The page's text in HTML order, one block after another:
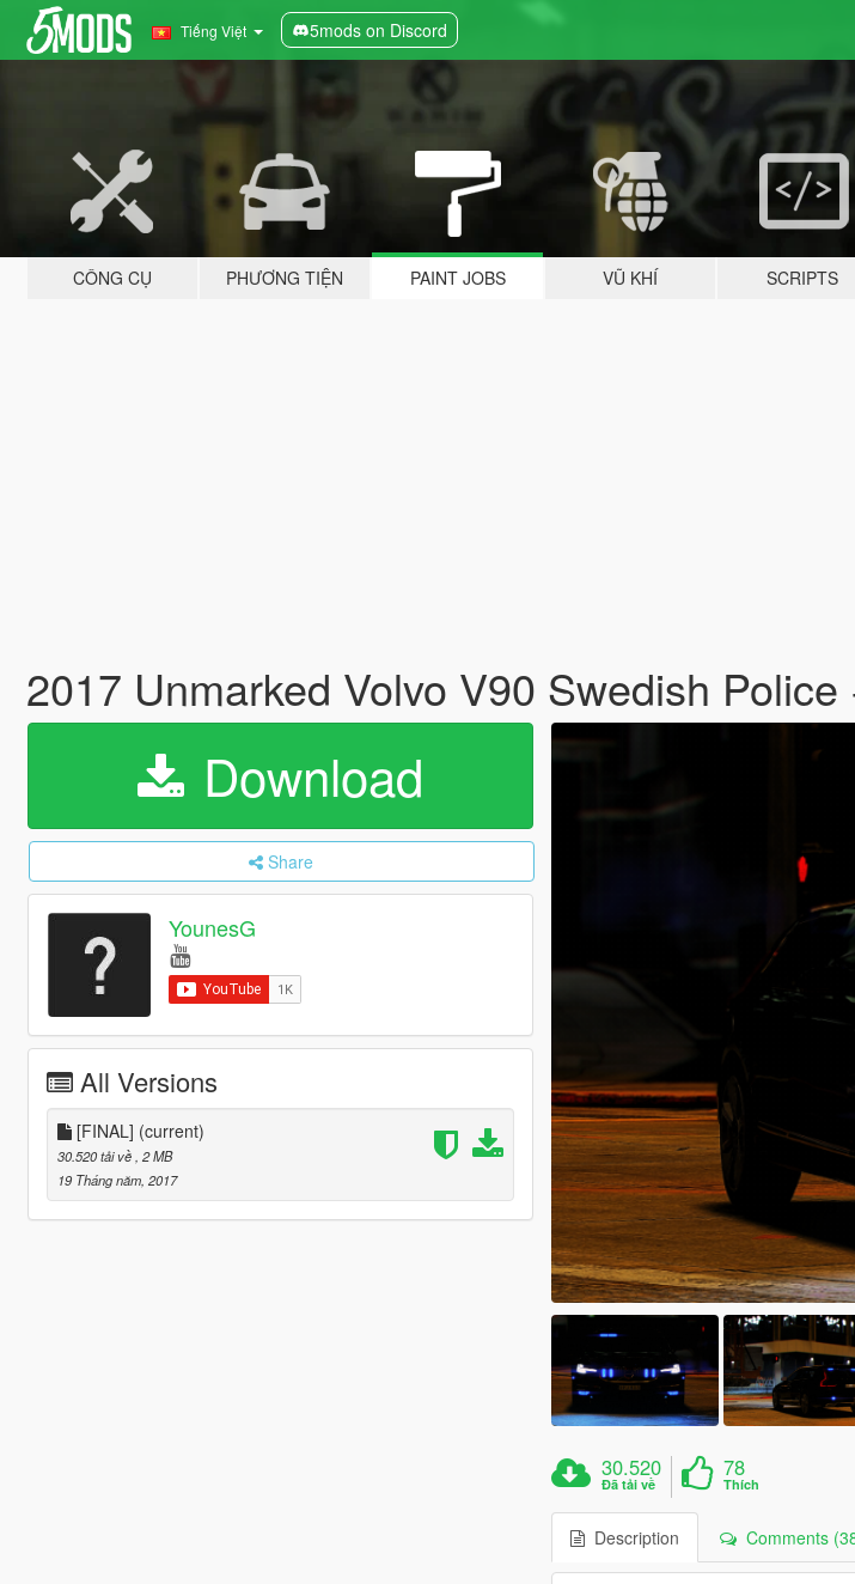
Tiếng Việt 5mods on Discord
CÔNG CỤ PHƯƠNG TIỆN PAINT JOBS VŨ KHÍ SCRIPTS
2017 Unmarked Volvo V90 Swedish
Download
Share
YounesG
All Versions
[FINAL] (current)
30.520 tải về , 2 MB
19 Tháng năm, 2017
30.520
Đã tải về
78
Thích
Description Comments